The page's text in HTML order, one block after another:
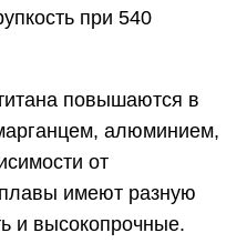
при 540
повышаются в
алюминием,
от
имеют разную
и высокопрочные.